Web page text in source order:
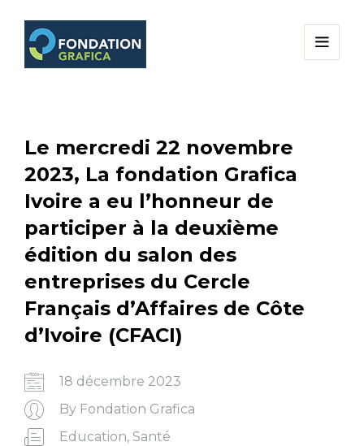
Le mercredi 22 novembre
2023, La fondation Grafica
Ivoire a eu l’honneur de
participer à la deuxième
édition du salon des
entreprises du Cercle
Français d’Affaires de Côte
d’Ivoire (CFACI)
18 décembre 2023
By Fondation Grafica
Education, Santé